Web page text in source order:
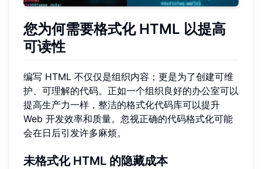
您为何需要格式化 HTML 以提高
可读性
编写 HTML 不仅仅是组织内容；更是为了创建可维
护、可理解的代码。正如一个组织良好的办公室可以
提高生产力一样，整洁的格式化代码库可以提升
Web 开发效率和质量。忽视正确的代码格式化可能
会在日后引发许多麻烦。
未格式化 HTML 的隐藏成本